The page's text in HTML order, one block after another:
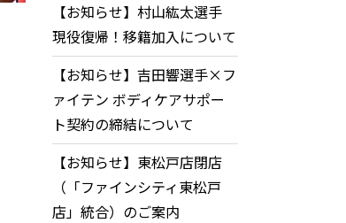
【お知らせ】村山紘太選手
現役復帰！移籍加入について
【お知らせ】吉田響選手×フ
ァイテン ボディケアサポー
ト契約の締結について
【お知らせ】東松戸店閉店
（「ファインシティ東松戸
店」統合）のご案内